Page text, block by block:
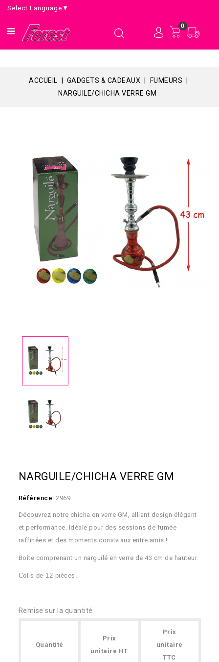
Select Language ▼
0
ACCUEIL GADGETS & CADEAUX
FUMEURS
NARGUILE/CHICHA VERRE GM
NARGUILE/CHICHA VERRE GM
Référence: 2969
Découvrez notre chicha en verre GM, alliant design élégant
et performance. Idéale pour des sessions de fumée
raffinées et des moments conviviaux entre amis !
Boîte comprenant un narguilé en verre de 43 cm de hauteur.
Colis de 12 pièces.
Remise sur la quantité
Quantité
Prix
unitaire HT
Prix
unitaire
TTC